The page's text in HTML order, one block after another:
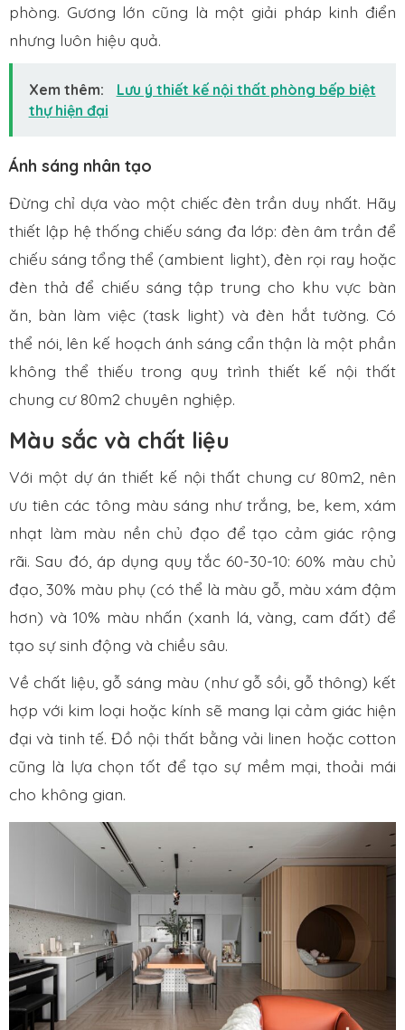
phòng. Gương lớn cũng là một giải pháp kinh điển
nhưng luôn hiệu quả.
Xem thêm:
Lưu ý thiết kế nội thất phòng bếp biệt
thự hiện đại
Ánh sáng nhân tạo
Đừng chỉ dựa vào một chiếc đèn trần duy nhất. Hãy
thiết lập hệ thống chiếu sáng đa lớp: đèn âm trần để
chiếu sáng tổng thể (ambient light), đèn rọi ray hoặc
đèn thả để chiếu sáng tập trung cho khu vực bàn
ăn, bàn làm việc (task light) và đèn hắt tường. Có
thể nói, lên kế hoạch ánh sáng cẩn thận là một phần
không thể thiếu trong quy trình thiết kế nội thất
chung cư 80m2 chuyên nghiệp.
Màu sắc và chất liệu
Với một dự án thiết kế nội thất chung cư 80m2, nên
ưu tiên các tông màu sáng như trắng, be, kem, xám
nhạt làm màu nền chủ đạo để tạo cảm giác rộng
rãi. Sau đó, áp dụng quy tắc 60-30-10: 60% màu chủ
đạo, 30% màu phụ (có thể là màu gỗ, màu xám đậm
hơn) và 10% màu nhấn (xanh lá, vàng, cam đất) để
tạo sự sinh động và chiều sâu.
Về chất liệu, gỗ sáng màu (như gỗ sồi, gỗ thông) kết
hợp với kim loại hoặc kính sẽ mang lại cảm giác hiện
đại và tinh tế. Đồ nội thất bằng vải linen hoặc cotton
cũng là lựa chọn tốt để tạo sự mềm mại, thoải mái
cho không gian.